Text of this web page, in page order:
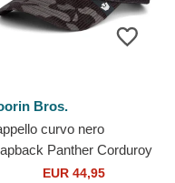
Bros.
curvo nero
Panther Corduroy
The Farm Goorin
EUR 44,95